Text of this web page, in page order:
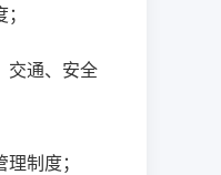
通、安全
制度；